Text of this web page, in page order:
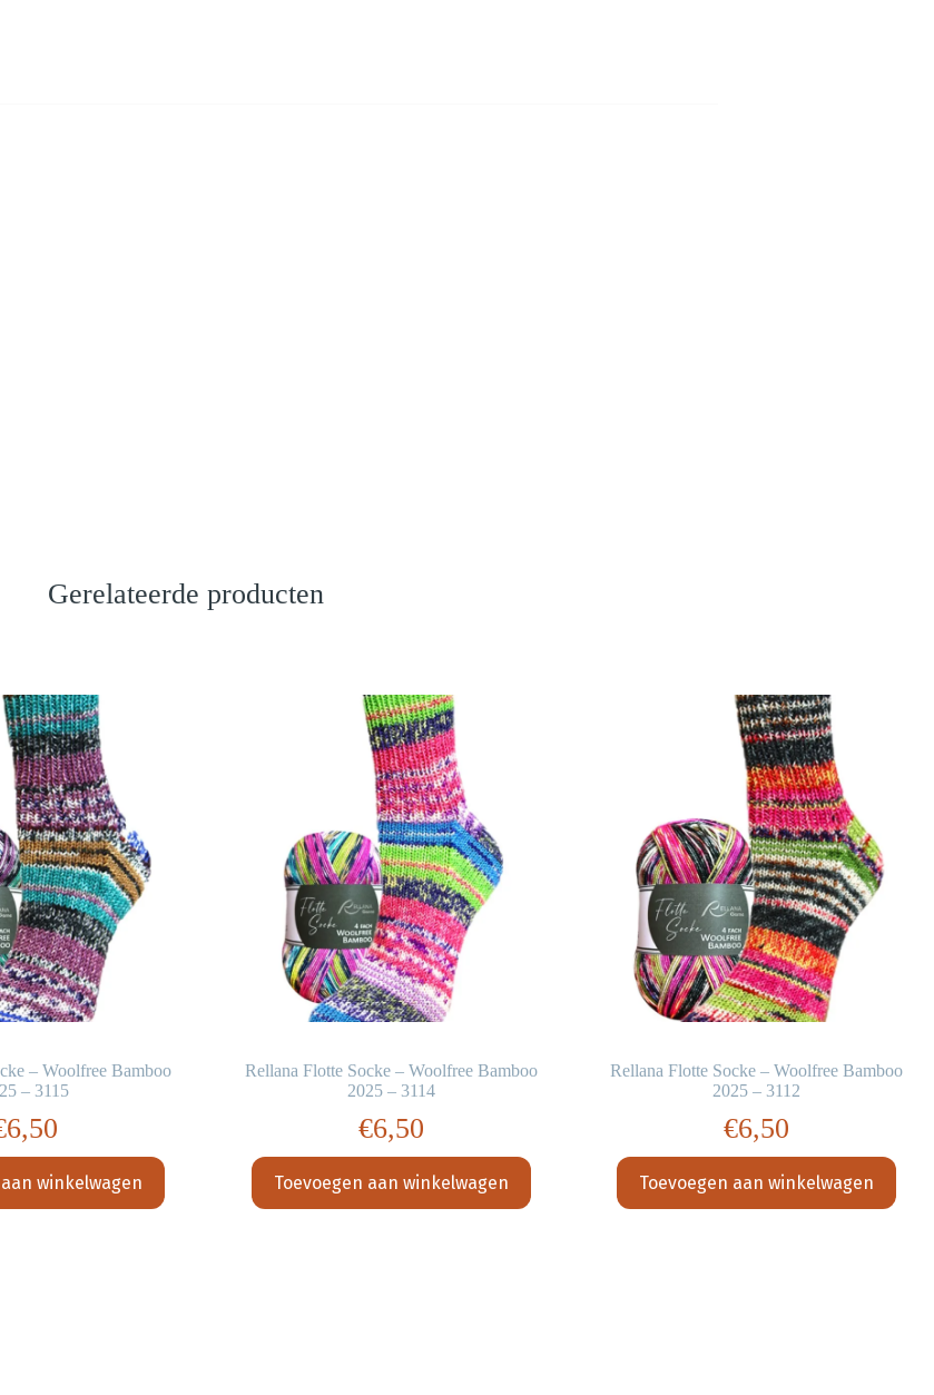
Gerelateerde producten
– Woolfree Bamboo
– 3115
6,50
winkelwagen
Rellana Flotte Socke – Woolfree Bamboo
2025 – 3114
€6,50
Toevoegen aan winkelwagen
Rellana Flotte Socke – Woolfree Bamboo
2025 – 3112
€6,50
Toevoegen aan winkelwagen